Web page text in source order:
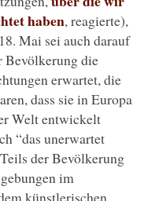
haben, reagierte),
Mai sei auch darauf
Bevölkerung die
erwartet, die
dass sie in Europa
Welt entwickelt
“das unerwartet
der Bevölkerung
im
künstlerischen